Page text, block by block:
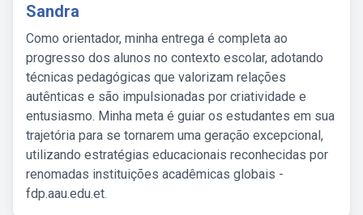
Sandra
Como orientador, minha entrega é completa ao
progresso dos alunos no contexto escolar, adotando
técnicas pedagógicas que valorizam relações
autênticas e são impulsionadas por criatividade e
entusiasmo. Minha meta é guiar os estudantes em sua
trajetória para se tornarem uma geração excepcional,
utilizando estratégias educacionais reconhecidas por
renomadas instituições acadêmicas globais -
fdp.aau.edu.et.